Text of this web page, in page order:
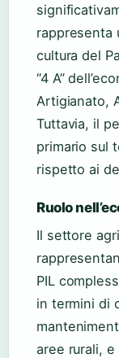
rappresenta
cultura del
“4 A”
Artigianato,
Tuttavia, il
primario sul
rispetto ai
Ruolo
Il settore
PIL
in termini di
aree rurali,